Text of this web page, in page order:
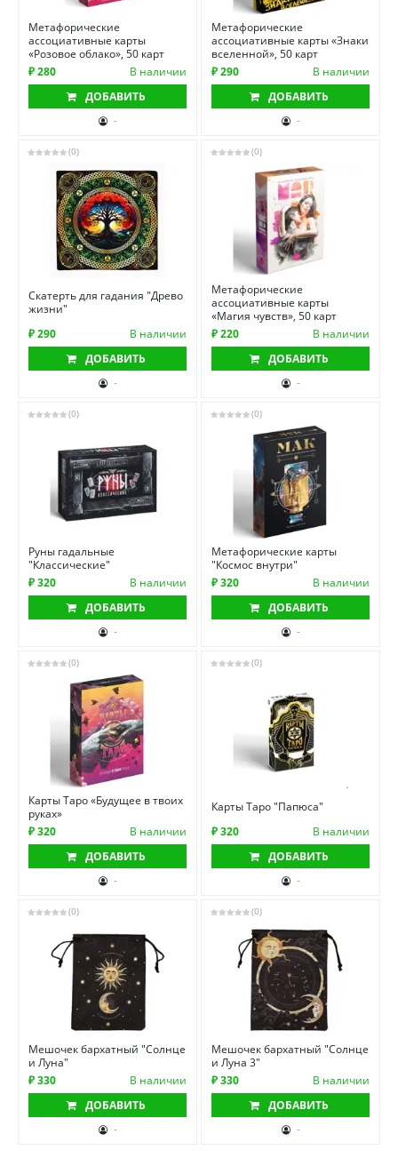
Метафорические
ассоциативные карты
«Розовое облако», 50 карт
₽ 280
В наличии
ДОБАВИТЬ
-
Метафорические
ассоциативные карты «Знаки
вселенной», 50 карт
₽ 290
В наличии
ДОБАВИТЬ
-
(0)
Скатерть для гадания "Древо
жизни"
₽ 290
В наличии
ДОБАВИТЬ
-
(0)
Метафорические
ассоциативные карты
«Магия чувств», 50 карт
₽ 220
В наличии
ДОБАВИТЬ
-
(0)
Руны гадальные
"Классические"
₽ 320
В наличии
ДОБАВИТЬ
-
(0)
Метафорические карты
"Космос внутри"
₽ 320
В наличии
ДОБАВИТЬ
-
(0)
Карты Таро «Будущее в твоих
руках»
₽ 320
В наличии
ДОБАВИТЬ
-
(0)
Карты Таро "Папюса"
₽ 320
В наличии
ДОБАВИТЬ
-
(0)
Мешочек бархатный "Солнце
и Луна"
₽ 330
В наличии
ДОБАВИТЬ
-
(0)
Мешочек бархатный "Солнце
и Луна 3"
₽ 330
В наличии
ДОБАВИТЬ
-